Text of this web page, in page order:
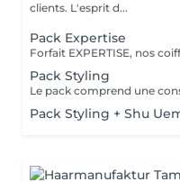
clients. L'esprit d...
Pack Expertise
Pack Styling
Pack Styling + Shu